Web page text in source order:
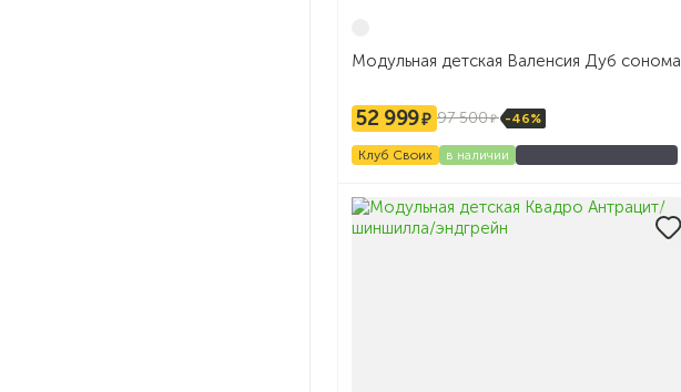
Модульная детская Валенсия Дуб сонома
52 999 97 500 -46%
Клуб Своих в наличии